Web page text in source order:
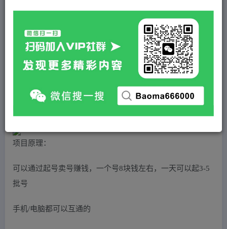
5 积分
黄金会员 2 超级会员(永久VIP) 免费
站长QQ：1970819299
项目原理：
可以通过起号卖号赚钱，一个号8块钱左右，一天可以起3-5
批号
手机/电脑都可以互通的